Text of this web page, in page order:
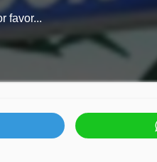
favor...